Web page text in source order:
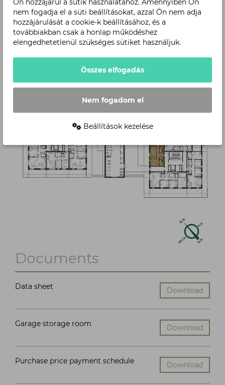
Level
Documents
Data sheet Download
Garage storage room Download
Purchase price payment schedule Download
Ön hozzájárul a sütik használatához. Amennyiben Ön
nem fogadja el a süti beállításokat, azzal Ön nem adja
hozzájárulását a cookie-k beállításához, és a
továbbiakban csak a honlap működéshez
elengedhetetlenül szükséges sütiket használjuk.
Összes elfogadás
Nem fogadom el
Beállítások kezelése